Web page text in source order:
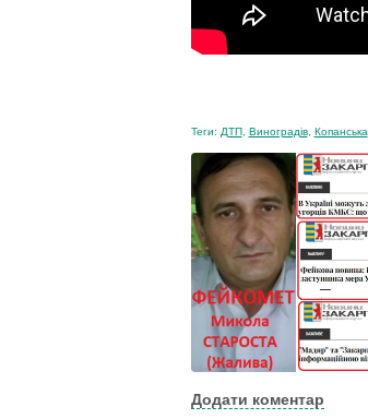
Теги: ДТП, Виноградів, Копанська
Додати коментар